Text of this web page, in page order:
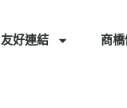
友好連結 商橋